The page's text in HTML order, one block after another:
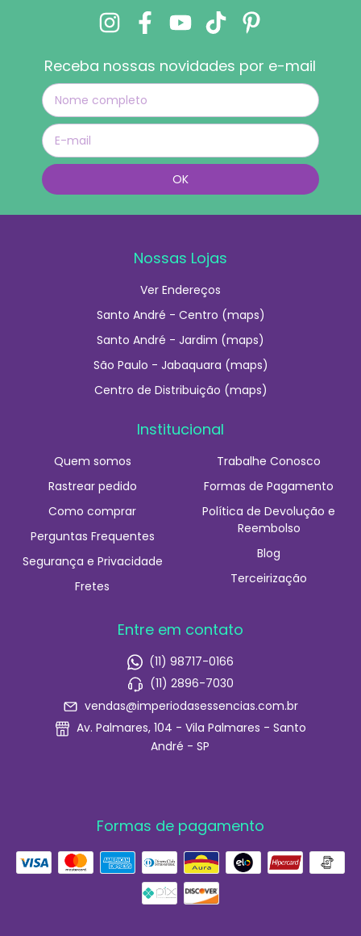
Receba nossas novidades por e-mail
Nossas Lojas
Ver Endereços
Santo André - Centro (maps)
Santo André - Jardim (maps)
São Paulo - Jabaquara (maps)
Centro de Distribuição (maps)
Institucional
Quem somos
Rastrear pedido
Como comprar
Perguntas Frequentes
Segurança e Privacidade
Fretes
Trabalhe Conosco
Formas de Pagamento
Política de Devolução e
Reembolso
Blog
Terceirização
Entre em contato
(11) 98717-0166
(11) 2896-7030
vendas@imperiodasessencias.com.br
Av. Palmares, 104 - Vila Palmares - Santo
André - SP
Formas de pagamento